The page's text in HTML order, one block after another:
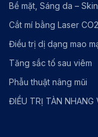
Bề mặt, Sáng da –
Cắt mí bằng Laser CO2
Điều trị dị dạng mao
Tăng sắc tố sau viêm
Phẫu thuật nâng mũi
ĐIỀU TRỊ TÀN NHANG